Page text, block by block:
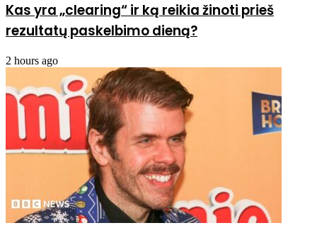
Kas yra „clearing“ ir ką reikia žinoti prieš
rezultatų paskelbimo dieną?
2 hours ago